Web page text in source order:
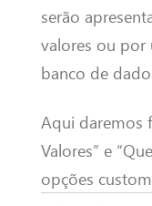
serão
valores ou por
banco de
Aqui daremos
Valores” e
opções